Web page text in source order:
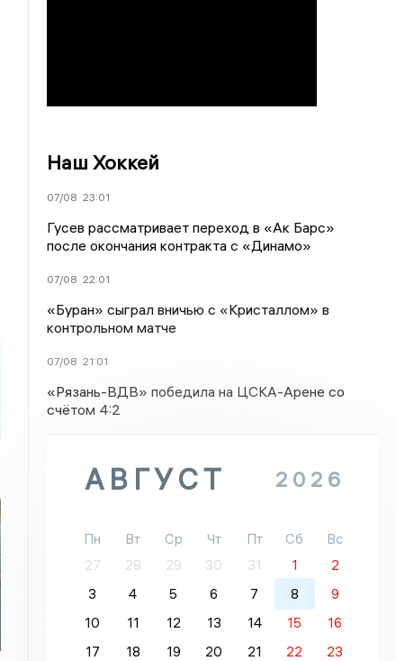
Наш Хоккей
07/08 23:01
Гусев рассматривает переход в «Ак Барс»
после окончания контракта с «Динамо»
07/08 22:01
«Буран» сыграл вничью с «Кристаллом» в
контрольном матче
07/08 21:01
«Рязань-ВДВ» победила на ЦСКА-Арене со
счётом 4:2
АВГУСТ 2026
Пн Вт Ср Чт Пт Сб
Вс
27
28 29 30 31 1
2
3
4 5 6 7 8
9
10
11 12 13 14 15
16
17
18 19 20 21 22
23